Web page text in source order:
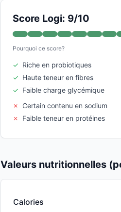
Score Logi: 9/10
Pourquoi ce score?
✓ Riche en probiotiques
✓ Haute teneur en fibres
✓ Faible charge glycémique
✗
Certain contenu en sodium
✗
Faible teneur en protéines
Valeurs nutritionnelles
Calories